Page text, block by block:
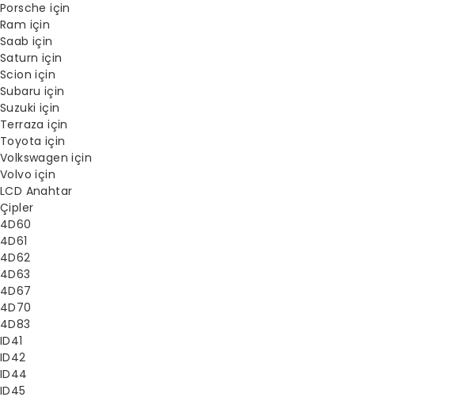
Porsche için
Ram için
Saab için
Saturn için
Scion için
Subaru için
Suzuki için
Terraza için
Toyota için
Volkswagen için
Volvo için
LCD Anahtar
Çipler
4D60
4D61
4D62
4D63
4D67
4D70
4D83
ID41
ID42
ID44
ID45